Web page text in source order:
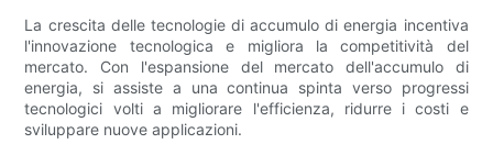
La crescita delle tecnologie di accumulo di energia incentiva
l'innovazione tecnologica e migliora la competitività del
mercato. Con l'espansione del mercato dell'accumulo di
energia, si assiste a una continua spinta verso progressi
tecnologici volti a migliorare l'efficienza, ridurre i costi e
sviluppare nuove applicazioni.